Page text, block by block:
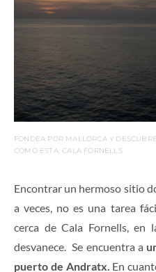
FONDEA POR MALLORCA Y
COMO ESTA: CALA FORNELLS
Encontrar un hermoso sitio
a veces, no es una tarea
cerca de Cala Fornells, en
desvanece. Se encuentra a
puerto de Andratx. En